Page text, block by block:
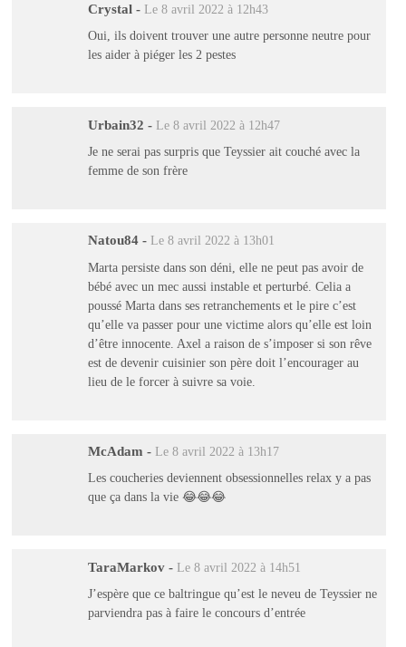
Crystal - Le 8 avril 2022 à 12h43
Oui, ils doivent trouver une autre personne neutre pour
les aider à piéger les 2 pestes
Urbain32 - Le 8 avril 2022 à 12h47
Je ne serai pas surpris que Teyssier ait couché avec la
femme de son frère
Natou84 - Le 8 avril 2022 à 13h01
Marta persiste dans son déni, elle ne peut pas avoir de
bébé avec un mec aussi instable et perturbé. Celia a
poussé Marta dans ses retranchements et le pire c’est
qu’elle va passer pour une victime alors qu’elle est loin
d’être innocente. Axel a raison de s’imposer si son rêve
est de devenir cuisinier son père doit l’encourager au
lieu de le forcer à suivre sa voie.
McAdam - Le 8 avril 2022 à 13h17
Les coucheries deviennent obsessionnelles relax y a pas
que ça dans la vie 😂😂😂
TaraMarkov - Le 8 avril 2022 à 14h51
J’espère que ce baltringue qu’est le neveu de Teyssier ne
parviendra pas à faire le concours d’entrée